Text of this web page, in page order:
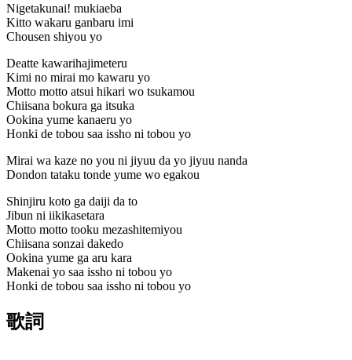
Nigetakunai! mukiaeba
Kitto wakaru ganbaru imi
Chousen shiyou yo
Deatte kawarihajimeteru
Kimi no mirai mo kawaru yo
Motto motto atsui hikari wo tsukamou
Chiisana bokura ga itsuka
Ookina yume kanaeru yo
Honki de tobou saa issho ni tobou yo
Mirai wa kaze no you ni jiyuu da yo jiyuu nanda
Dondon tataku tonde yume wo egakou
Shinjiru koto ga daiji da to
Jibun ni iikikasetara
Motto motto tooku mezashitemiyou
Chiisana sonzai dakedo
Ookina yume ga aru kara
Makenai yo saa issho ni tobou yo
Honki de tobou saa issho ni tobou yo
歌詞